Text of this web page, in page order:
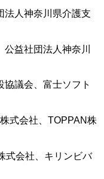
法人神奈川県介護支
益社団法人神奈川
議会、富士ソフト
式会社、TOPPAN株
式会社、キリンビバ